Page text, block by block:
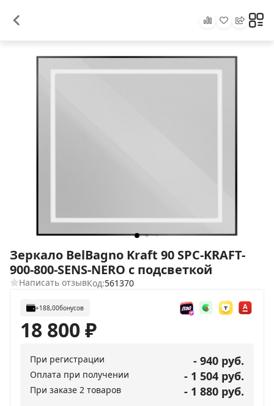
Зеркало BelBagno Kraft 90 SPC-KRAFT-
900-800-SENS-NERO с подсветкой
Написать отзывКод:561370
+188,00бонусов
18 800₽
При регистрации - 940 руб.
Оплата при получении - 1 504 руб.
При заказе 2 товаров - 1 880 руб.